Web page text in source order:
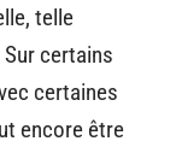
telle
Sur certains
certaines
encore être